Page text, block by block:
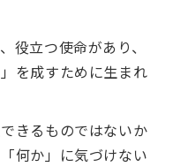
役立つ使命があり、
を成すために生まれ
きるものではないか
何か」に気づけない